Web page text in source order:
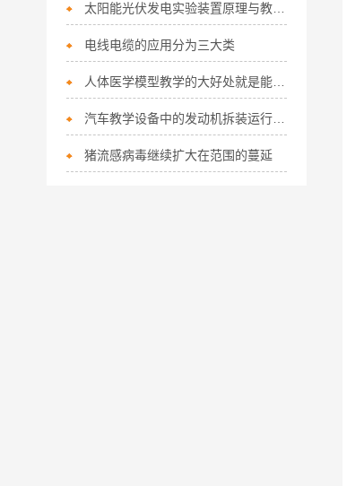
太阳能光伏发电实验装置原理与教学应用详解
电线电缆的应用分为三大类
人体医学模型教学的大好处就是能将枯燥的微观结构知识转化成有趣的
汽车教学设备中的发动机拆装运行实训台的特点有哪些？
猪流感病毒继续扩大在范围的蔓延